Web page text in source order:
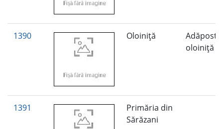
1390 Oloiniţă
Adăpost
oloiniţă
1391
Primăria din
Sărăzani